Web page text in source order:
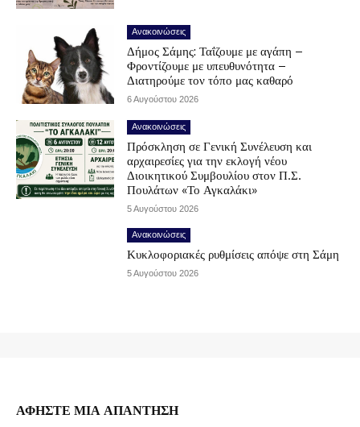
Ανακοινώσεις
Δήμος Σάμης: Ταΐζουμε με αγάπη –
Φροντίζουμε με υπευθυνότητα –
Διατηρούμε τον τόπο μας καθαρό
6 Αυγούστου 2026
Ανακοινώσεις
Πρόσκληση σε Γενική Συνέλευση και
αρχαιρεσίες για την εκλογή νέου
Διοικητικού Συμβουλίου στον Π.Σ.
Πουλάτων «Το Αγκαλάκι»
5 Αυγούστου 2026
Ανακοινώσεις
Κυκλοφοριακές ρυθμίσεις απόψε στη Σάμη
5 Αυγούστου 2026
ΑΦΗΣΤΕ ΜΙΑ ΑΠΑΝΤΗΣΗ